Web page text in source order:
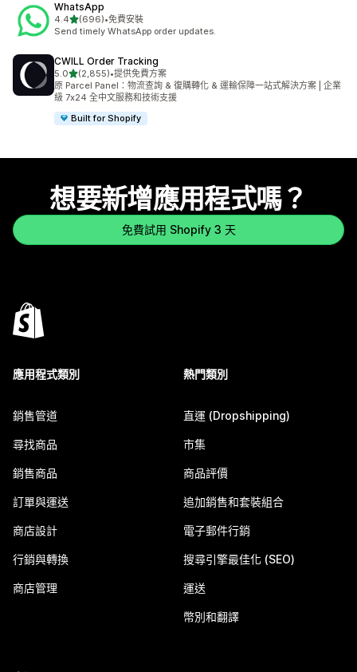
WhatsApp
4.4滿分 5 顆星
(696)
共有 696 則評價
•免費安裝
Send timely WhatsApp order updates.
CWILL Order Tracking
5.0滿分 5 顆星
(2,855)
共有 2855 則評價
•提供免費方案
原 Parcel Panel：物流查詢 & 復購轉化 & 運輸保障一站式解決方案 | 企業
級 7x24 全中文服務和技術支援
Built for Shopify
想要新增應用程式嗎？
免費試用 Shopify 3 天
應用程式類別
銷售管道
尋找商品
銷售商品
訂單與運送
商店設計
行銷與轉換
商店管理
熱門類別
直運 (Dropshipping)
市集
商品評價
追加銷售和套裝組合
電子郵件行銷
搜尋引擎最佳化 (SEO)
運送
幣別和翻譯